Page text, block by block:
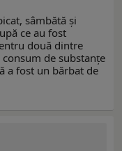
sâmbătă și
ce au fost
două dintre
de substanțe
a fost un bărbat de